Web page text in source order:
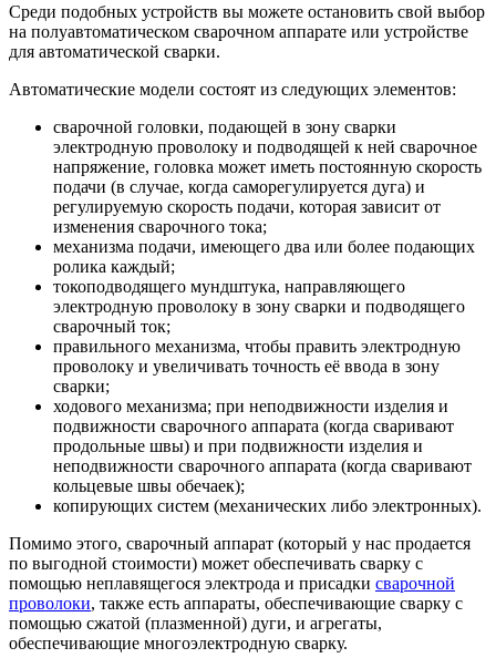
Среди подобных устройств вы можете остановить свой выбор
на полуавтоматическом сварочном аппарате или устройстве
для автоматической сварки.
Автоматические модели состоят из следующих элементов:
сварочной головки, подающей в зону сварки
электродную проволоку и подводящей к ней сварочное
напряжение, головка может иметь постоянную скорость
подачи (в случае, когда саморегулируется дуга) и
регулируемую скорость подачи, которая зависит от
изменения сварочного тока;
механизма подачи, имеющего два или более подающих
ролика каждый;
токоподводящего мундштука, направляющего
электродную проволоку в зону сварки и подводящего
сварочный ток;
правильного механизма, чтобы править электродную
проволоку и увеличивать точность её ввода в зону
сварки;
ходового механизма; при неподвижности изделия и
подвижности сварочного аппарата (когда сваривают
продольные швы) и при подвижности изделия и
неподвижности сварочного аппарата (когда сваривают
кольцевые швы обечаек);
копирующих систем (механических либо электронных).
Помимо этого, сварочный аппарат (который у нас продается
по выгодной стоимости) может обеспечивать сварку с
помощью неплавящегося электрода и присадки сварочной
проволоки, также есть аппараты, обеспечивающие сварку с
помощью сжатой (плазменной) дуги, и агрегаты,
обеспечивающие многоэлектродную сварку.